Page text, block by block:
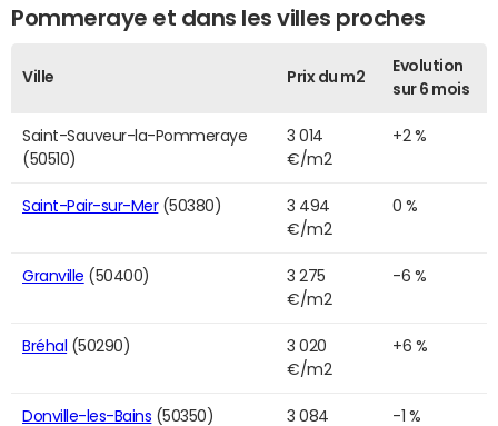
Pommeraye et dans les villes proches
Ville Prix du m2
Evolution
sur 6 mois
Saint-Sauveur-la-Pommeraye
(50510)
3 014
€/m2
+2 %
Saint-Pair-sur-Mer(50380)
3 494
€/m2
0 %
Granville (50400)
3 275
€/m2
-6 %
Bréhal (50290)
3 020
€/m2
+6 %
Donville-les-Bains (50350)
3 084
-1 %